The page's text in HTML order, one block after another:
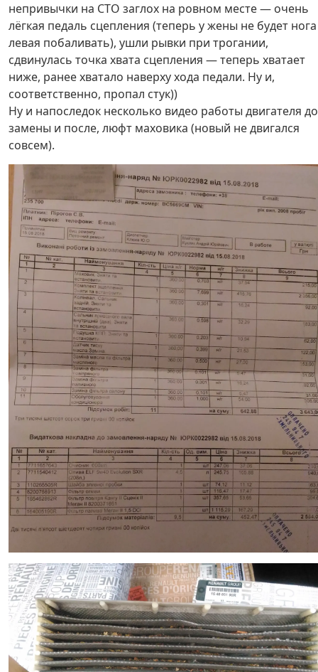
непривычки на СТО заглох на ровном месте — очень
лёгкая педаль сцепления (теперь у жены не будет нога
левая побаливать), ушли рывки при трогании,
сдвинулась точка хвата сцепления — теперь хватает
ниже, ранее хватало наверху хода педали. Ну и,
соответственно, пропал стук))
Ну и напоследок несколько видео работы двигателя до
замены и после, люфт маховика (новый не двигался
совсем).